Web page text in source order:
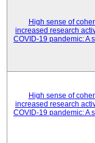
High sense of
increased research
COVID-19 pandemic: A
High sense of
increased research
COVID-19 pandemic: A